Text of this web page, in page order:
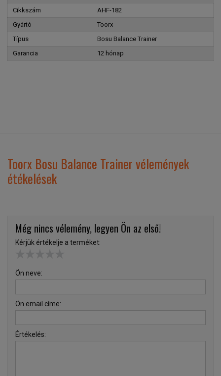
Cikkszám
AHF-182
Gyártó
Toorx
Típus
Bosu Balance Trainer
Garancia
12 hónap
Toorx Bosu Balance Trainer vélemények
étékelések
Még nincs vélemény, legyen Ön az első!
Kérjük értékelje a terméket:
Ön neve:
Ön email címe:
Értékelés: